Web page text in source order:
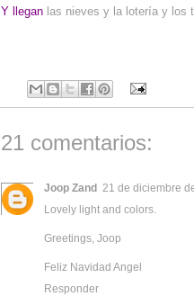
Y llegan las nieves y la lotería y los
21 comentarios:
Joop Zand 21 de diciembre
Lovely light and colors.
Greetings, Joop
Feliz Navidad Angel
Responder